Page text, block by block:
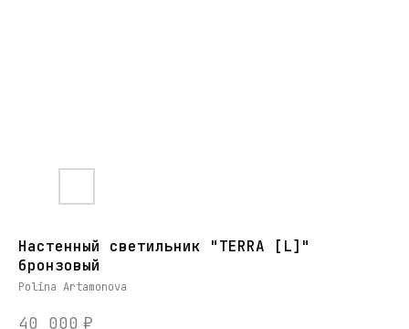
Настенный светильник "TERRA [L]"
бронзовый
Polina Artamonova
40 000 ₽